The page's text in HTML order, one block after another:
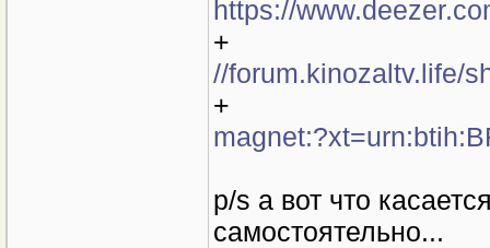
https://
+
//forum.kinozaltv.life/
+
p/s а вот что
самостоятельно...